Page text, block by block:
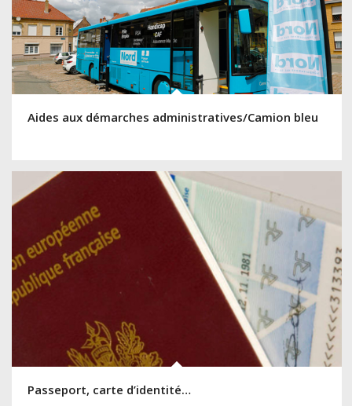
Aides aux démarches administratives/Camion bleu
Passeport, carte d’identité…